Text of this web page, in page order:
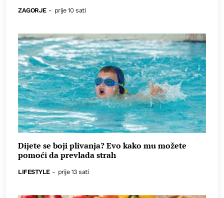
ZAGORJE - prije 10 sati
Dijete se boji plivanja? Evo kako mu možete
pomoći da prevlada strah
LIFESTYLE - prije 13 sati